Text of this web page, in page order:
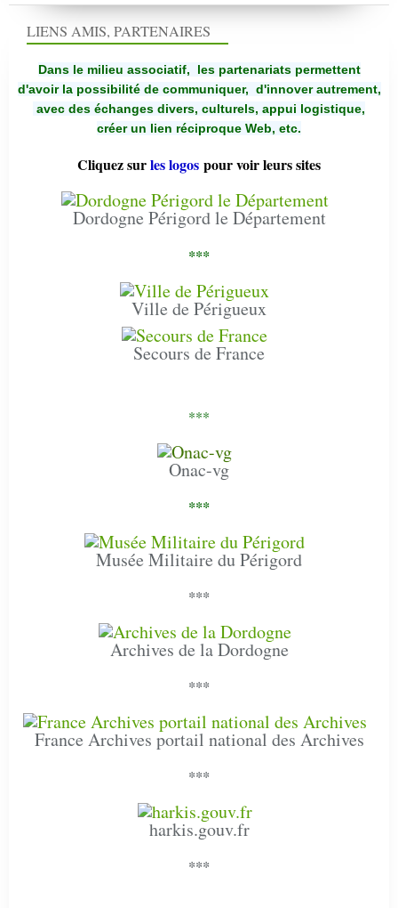
LIENS AMIS, PARTENAIRES
Dans le milieu associatif, les partenariats permettent
d'avoir la possibilité de communiquer, d'innover autrement,
avec des échanges divers, culturels, appui logistique,
créer un lien réciproque Web, etc.
Cliquez surles logos pour voir leurs sites
Dordogne Périgord le Département
***
Ville de Périgueux
Secours de France
***
Onac-vg
***
Musée Militaire du Périgord
***
Archives de la Dordogne
***
France Archives portail national des Archives
***
harkis.gouv.fr
***